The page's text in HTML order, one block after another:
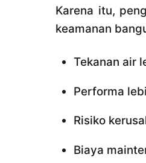
Karena itu,
keamanan
Tekanan air
Performa
Risiko
Biaya